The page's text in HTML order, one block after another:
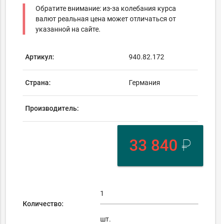
Обратите внимание: из-за колебания курса
валют реальная цена может отличаться от
указанной на сайте.
Артикул: 940.82.172
Страна: Германия
Производитель:
33 840 ₽
Количество:
шт.